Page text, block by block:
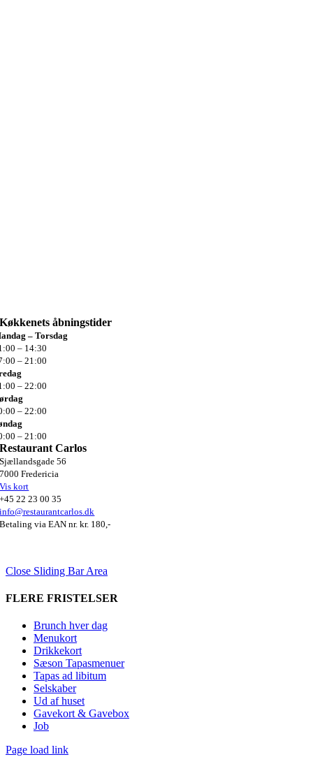
Køkkenets åbningstider
– Torsdag
– 14:30
– 21:00
–22:00
–22:00
–21:00
Restaurant Carlos
Sjællandsgade 56
7000 Fredericia
Vis kort
+45 22 23 00 35
info@restaurantcarlos.dk
Betaling via EAN nr. kr. 180,-
Close Sliding Bar Area
FLERE FRISTELSER
Brunch hver dag
Menukort
Drikkekort
Sæson Tapasmenuer
Tapas ad libitum
Selskaber
Ud af huset
Gavekort & Gavebox
Job
Page load link